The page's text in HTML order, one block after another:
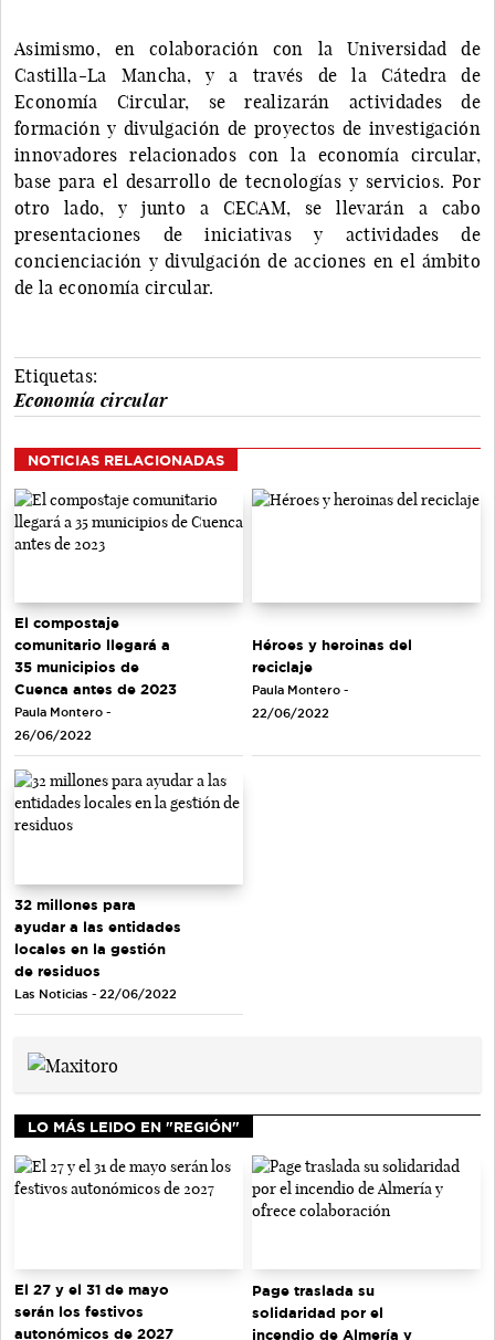
Asimismo, en colaboración con la Universidad de
Castilla-La Mancha, y a través de la Cátedra de
Economía Circular, se realizarán actividades de
formación y divulgación de proyectos de investigación
innovadores relacionados con la economía circular,
base para el desarrollo de tecnologías y servicios. Por
otro lado, y junto a CECAM, se llevarán a cabo
presentaciones de iniciativas y actividades de
concienciación y divulgación de acciones en el ámbito
de la economía circular.
Etiquetas:
Economía circular
NOTICIAS RELACIONADAS
El compostaje
comunitario llegará a
35 municipios de
Cuenca antes de 2023
Paula Montero -
26/06/2022
Héroes y heroinas del
reciclaje
Paula Montero -
22/06/2022
32 millones para
ayudar a las entidades
locales en la gestión
de residuos
Las Noticias - 22/06/2022
LO MÁS LEIDO EN "REGIÓN"
El 27 y el 31 de mayo
serán los festivos
autonómicos de 2027
Page traslada su
solidaridad por el
incendio de Almería y